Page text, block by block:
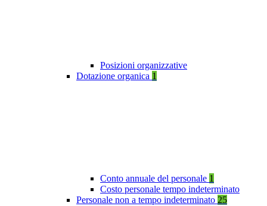
Posizioni organizzative
Dotazione organica 1
Conto annuale del personale 1
Costo personale tempo indeterminato
Personale non a tempo indeterminato 25